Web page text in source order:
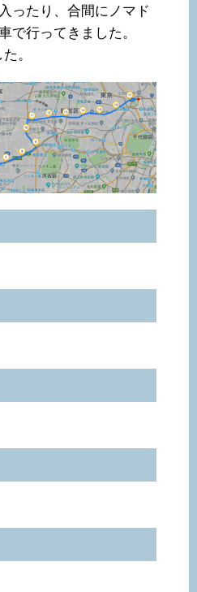
ったり、合間にノマド
で行ってきました。
。